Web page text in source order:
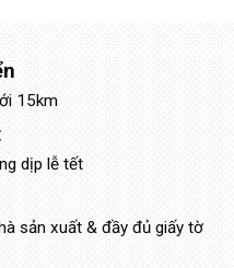
15km
dịp lễ tết
sản xuất & đầy đủ giấy tờ